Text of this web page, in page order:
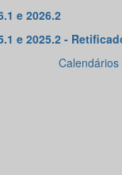
e 2026.2
e 2025.2 -